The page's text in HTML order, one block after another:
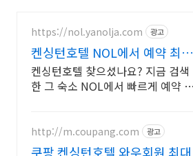
https://nol.yanolja.com 광고
켄싱턴호텔 NOL에서 예약 최대
70% 더블업 할인!
켄싱턴호텔 찾으셨나요? 지금 검색
한 그 숙소 NOL에서 빠르게 예약 확
http://m.coupang.com 광고
쿠팡 켄싱턴호텔 와우회원 최